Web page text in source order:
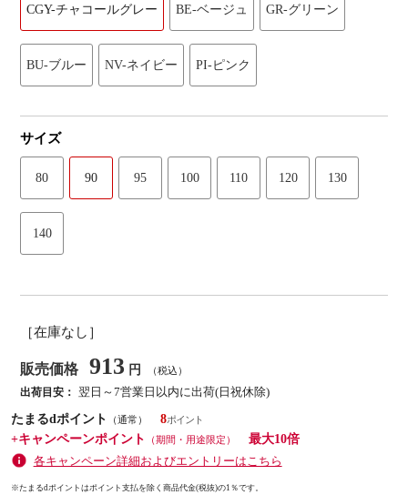
CGY-チャコールグレー BE-ベージュ GR-グリーン
BU-ブルー NV-ネイビー PI-ピンク
サイズ
80 90 95 100 110 120 130
140
［在庫なし］
販売価格 913 円 （税込）
出荷目安： 翌日～7営業日以内に出荷(日祝休除)
たまるdポイント
（通常）
8
+キャンペーンポイント
（期間・用途限定）
最大10倍
各キャンペーン詳細およびエントリーはこちら
※たまるdポイントはポイント支払を除く商品代金(税抜)の1％です。